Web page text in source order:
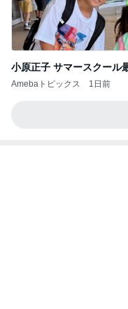
小原正子 サマースクール
Amebaトピックス 1日前